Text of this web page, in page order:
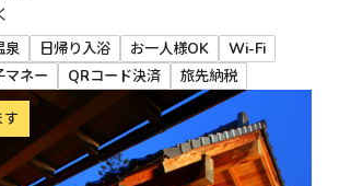
泉 日帰り入浴 お一人様OK
Wi-Fi
マネー QRコード決済 旅先納税